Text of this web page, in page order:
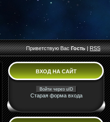
Приветствую Вас Гость|RSS
ВХОД НА САЙТ
Войти через uID
Старая форма входа